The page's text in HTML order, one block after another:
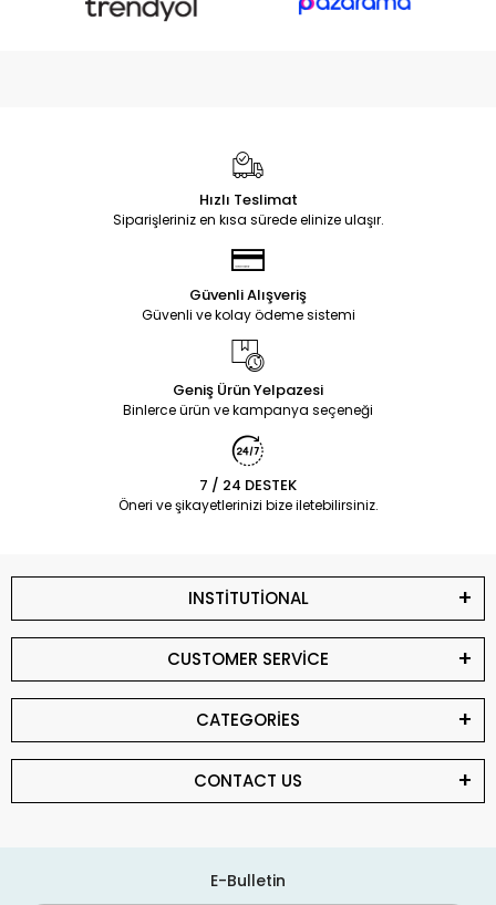
Hızlı Teslimat
Siparişleriniz en kısa sürede elinize ulaşır.
Güvenli Alışveriş
Güvenli ve kolay ödeme sistemi
Geniş Ürün Yelpazesi
Binlerce ürün ve kampanya seçeneği
7 / 24 DESTEK
Öneri ve şikayetlerinizi bize iletebilirsiniz.
INSTİTUTİONAL
CUSTOMER SERVİCE
CATEGORİES
CONTACT US
E-Bulletin